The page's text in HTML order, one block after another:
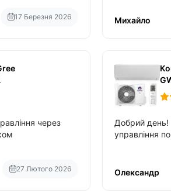
17 Березня 2026 Михайло
через
27 Лютого 2026
Добрий день!
управління
Олександр